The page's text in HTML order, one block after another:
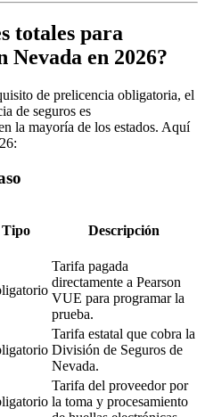
totales para
Nevada en 2026?
de prelicencia obligatoria, el
de seguros es
la mayoría de los estados. Aquí
Tipo Descripción
Tarifa pagada
directamente a Pearson
VUE para programar la
prueba.
Tarifa estatal que cobra la
División de Seguros de
Nevada.
Tarifa del proveedor por
la toma y procesamiento